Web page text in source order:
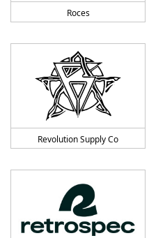
Roces
Revolution Supply Co